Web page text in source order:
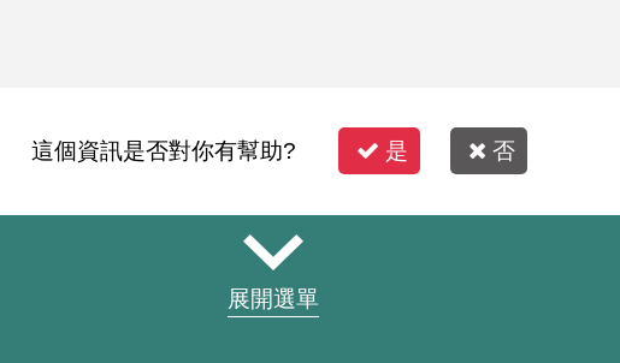
這個資訊是否對你有幫助? 是 否
展開選單